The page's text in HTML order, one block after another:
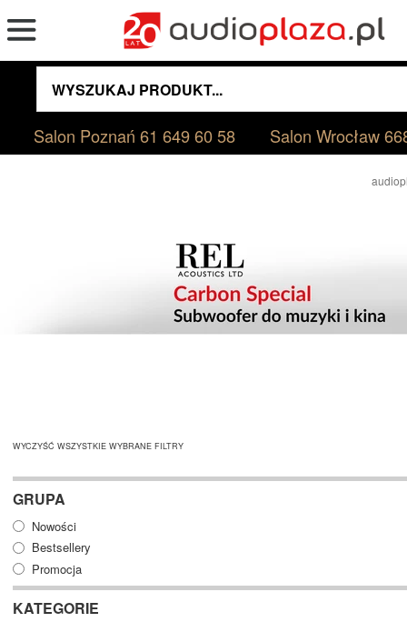
Salon Poznań61 649 60 58 Salon Wrocław
WYCZYŚĆ WSZYSTKIE WYBRANE FILTRY
GRUPA
Nowości
Bestsellery
Promocja
KATEGORIE